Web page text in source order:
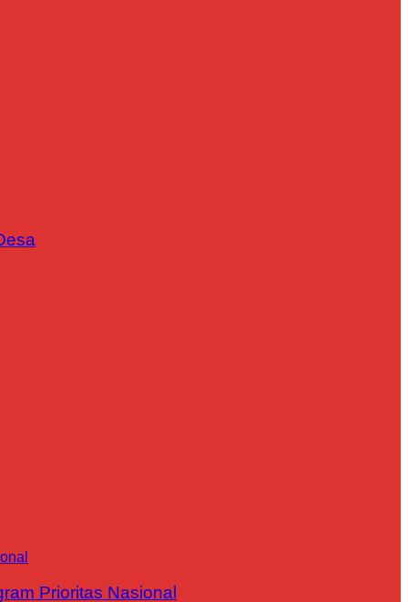
Prioritas Nasional